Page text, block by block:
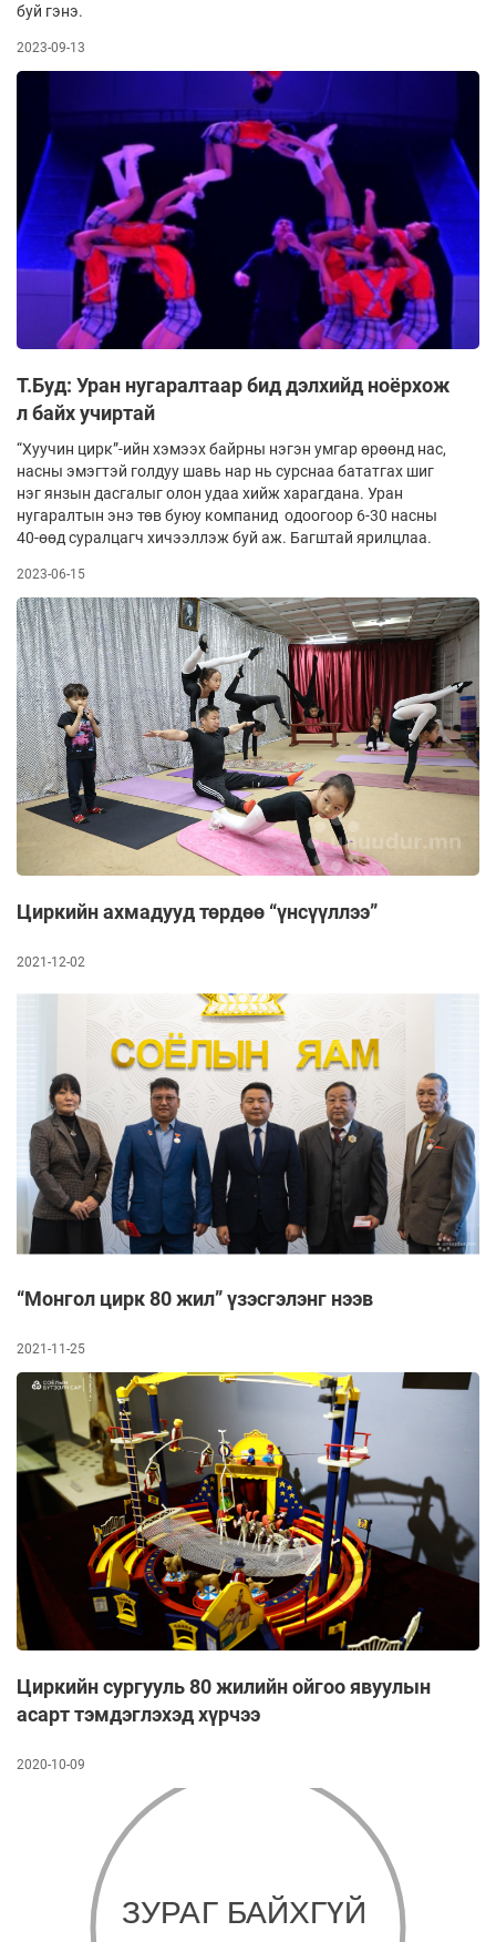
буй гэнэ.
2023-09-13
Т.Буд: Уран нугаралтаар бид дэлхийд ноёрхож
л байх учиртай
“Хуучин цирк”-ийн хэмээх байрны нэгэн умгар өрөөнд нас,
насны эмэгтэй голдуу шавь нар нь сурснаа бататгах шиг
нэг янзын дасгалыг олон удаа хийж харагдана. Уран
нугаралтын энэ төв буюу компанид одоогоор 6-30 насны
40-өөд суралцагч хичээллэж буй аж. Багштай ярилцлаа.
2023-06-15
Циркийн ахмадууд төрдөө “үнсүүллээ”
2021-12-02
“Монгол цирк 80 жил” үзэсгэлэнг нээв
2021-11-25
Циркийн сургууль 80 жилийн ойгоо явуулын
асарт тэмдэглэхэд хүрчээ
2020-10-09